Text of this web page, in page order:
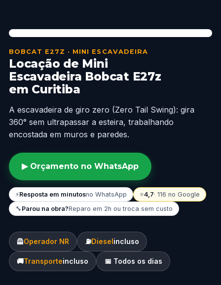
BOBCAT E27Z · MINI ESCAVADEIRA
Locação de Mini
Escavadeira Bobcat E27z
em Curitiba
A escavadeira de giro zero (Zero Tail Swing): gira
360° sem ultrapassar a esteira, trabalhando
encostada em muros e paredes.
▶ Orçamento no WhatsApp
⚡Resposta em minutosno WhatsApp ⭐4,7· 116 no Google
🔧Parou na obra?Reparo em 2h ou troca sem custo
🦺Operador NR ⛽Dieselincluso
🚚Transporteincluso 📅 Todos os dias